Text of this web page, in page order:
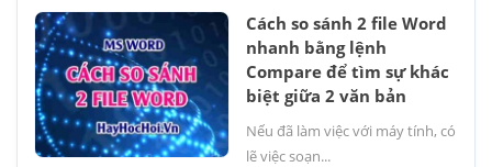
Cách so sánh 2 file Word
nhanh bằng lệnh
Compare để tìm sự khác
biệt giữa 2 văn bản
Nếu đã làm việc với máy tính, có
lẽ việc soạn...